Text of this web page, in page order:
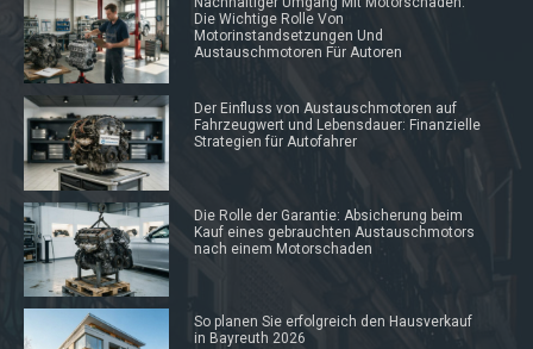
Die Wichtige Rolle Von
Motorinstandsetzungen Und
Austauschmotoren Für Autoren
Der Einfluss von Austauschmotoren auf
Fahrzeugwert und Lebensdauer: Finanzielle
Strategien für Autofahrer
Die Rolle der Garantie: Absicherung beim
Kauf eines gebrauchten Austauschmotors
nach einem Motorschaden
So planen Sie erfolgreich den Hausverkauf
in Bayreuth 2026